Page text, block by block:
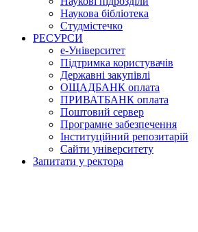
Наукова бібліотека
Студмістечко
РЕСУРСИ
е-Університет
Підтримка користувачів
Державні закупівлі
ОЩАДБАНК оплата
ПРИВАТБАНК оплата
Поштовий сервер
Програмне забезпечення
Інституційний репозитарій
Сайти університету
Запитати у ректора